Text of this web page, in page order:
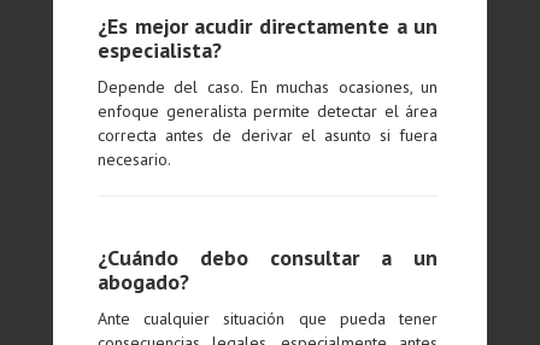
¿Es mejor acudir directamente a un
especialista?
Depende del caso. En muchas ocasiones, un
enfoque generalista permite detectar el área
correcta antes de derivar el asunto si fuera
necesario.
¿Cuándo debo consultar a un
abogado?
Ante cualquier situación que pueda tener